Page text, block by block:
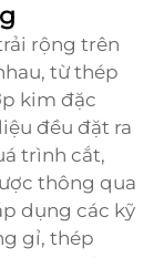
rộng trên
từ thép
kim đặc
đều đặt ra
trình cắt,
thông qua
dụng các kỹ
gỉ, thép